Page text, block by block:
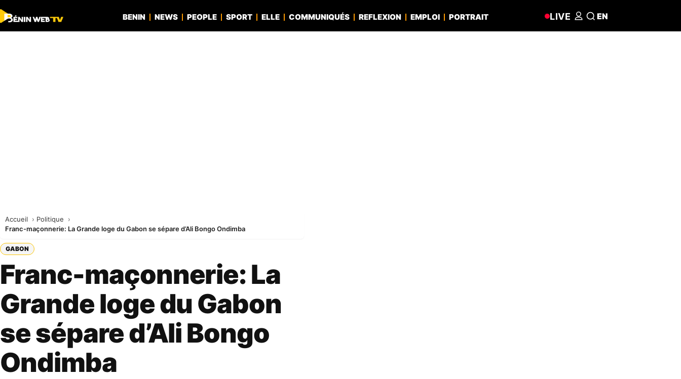
BENIN NEWS PEOPLE SPORT ELLE COMMUNIQUÉS REFLEXION EMPLOI PORTRAIT LIVE EN
Accueil
Politique
Franc-maçonnerie: La Grande loge du Gabon se sépare d’Ali Bongo Ondimba
GABON
Franc-maçonnerie: La
Grande loge du Gabon
se sépare d’Ali Bongo
Ondimba